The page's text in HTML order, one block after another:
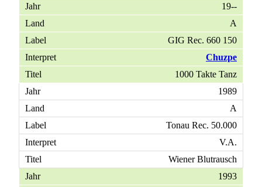
19--
A
GIG Rec. 660 150
Chuzpe
1000 Takte Tanz
1989
A
Tonau Rec. 50.000
V.A.
Wiener Blutrausch
1993